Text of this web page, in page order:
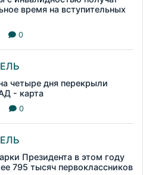
время на вступительных
0
четыре дня перекрыли
- карта
0
Президента в этом году
795 тысяч первоклассников